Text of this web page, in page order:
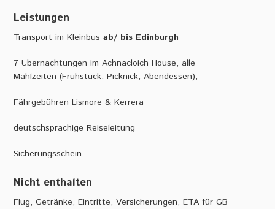
Leistungen
Transport im Kleinbusab/ bis Edinburgh
7 Übernachtungen im Achnacloich House, alle
Mahlzeiten (Frühstück, Picknick, Abendessen),
Fährgebühren Lismore & Kerrera
deutschsprachige Reiseleitung
Sicherungsschein
Nicht enthalten
Flug, Getränke, Eintritte, Versicherungen, ETA für GB